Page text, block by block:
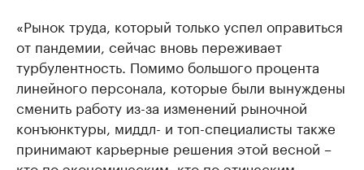
«Рынок труда, который только успел оправиться
от пандемии, сейчас вновь переживает
турбулентность. Помимо большого процента
линейного персонала, которые были вынуждены
сменить работу из-за изменений рыночной
конъюнктуры, миддл- и топ-специалисты также
принимают карьерные решения этой весной –